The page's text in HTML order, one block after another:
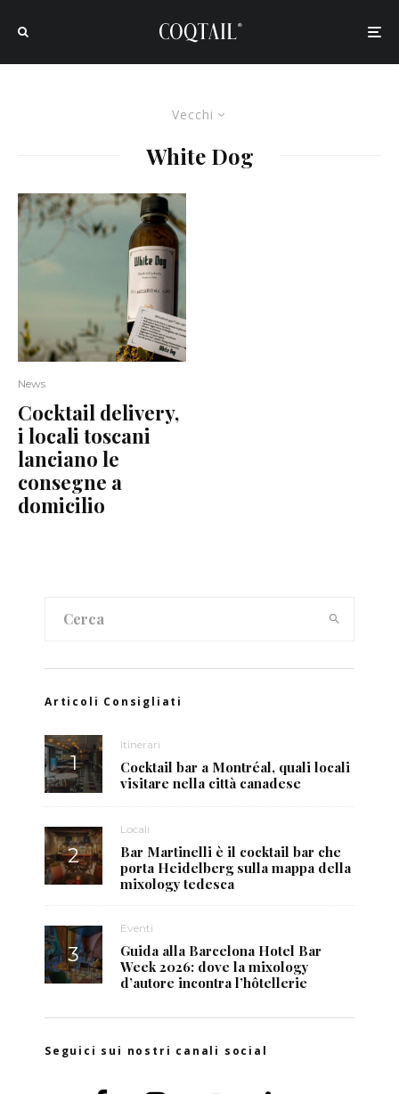
Vecchi
White Dog
News
Cocktail delivery,
i locali toscani
lanciano le
consegne a
domicilio
Articoli Consigliati
Itinerari
Cocktail bar a Montréal, quali locali
visitare nella città canadese
Locali
Bar Martinelli è il cocktail bar che
porta Heidelberg sulla mappa della
mixology tedesca
Eventi
Guida alla Barcelona Hotel Bar
Week 2026: dove la mixology
d’autore incontra l’hôtellerie
Seguici sui nostri canali social